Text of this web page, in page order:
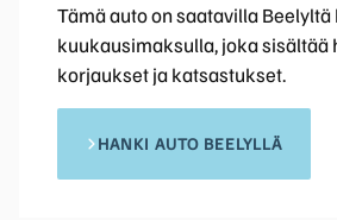
Tämä auto on saatavilla
kuukausimaksulla, joka sisältää
korjaukset ja katsastukset.
HANKI AUTO BEELYLLÄ